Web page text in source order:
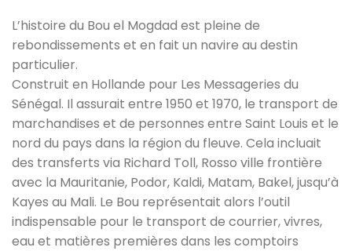
L’histoire du Bou el Mogdad est pleine de
rebondissements et en fait un navire au destin
particulier.
Construit en Hollande pour Les Messageries du
Sénégal. Il assurait entre 1950 et 1970, le transport de
marchandises et de personnes entre Saint Louis et le
nord du pays dans la région du fleuve. Cela incluait
des transferts via Richard Toll, Rosso ville frontière
avec la Mauritanie, Podor, Kaldi, Matam, Bakel, jusqu’à
Kayes au Mali. Le Bou représentait alors l’outil
indispensable pour le transport de courrier, vivres,
eau et matières premières dans les comptoirs